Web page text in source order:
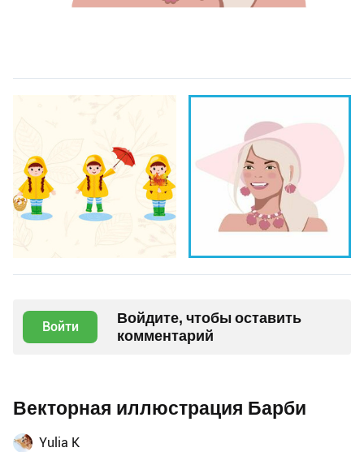
Войти
Войдите, чтобы оставить
комментарий
Векторная иллюстрация Барби
Yulia K